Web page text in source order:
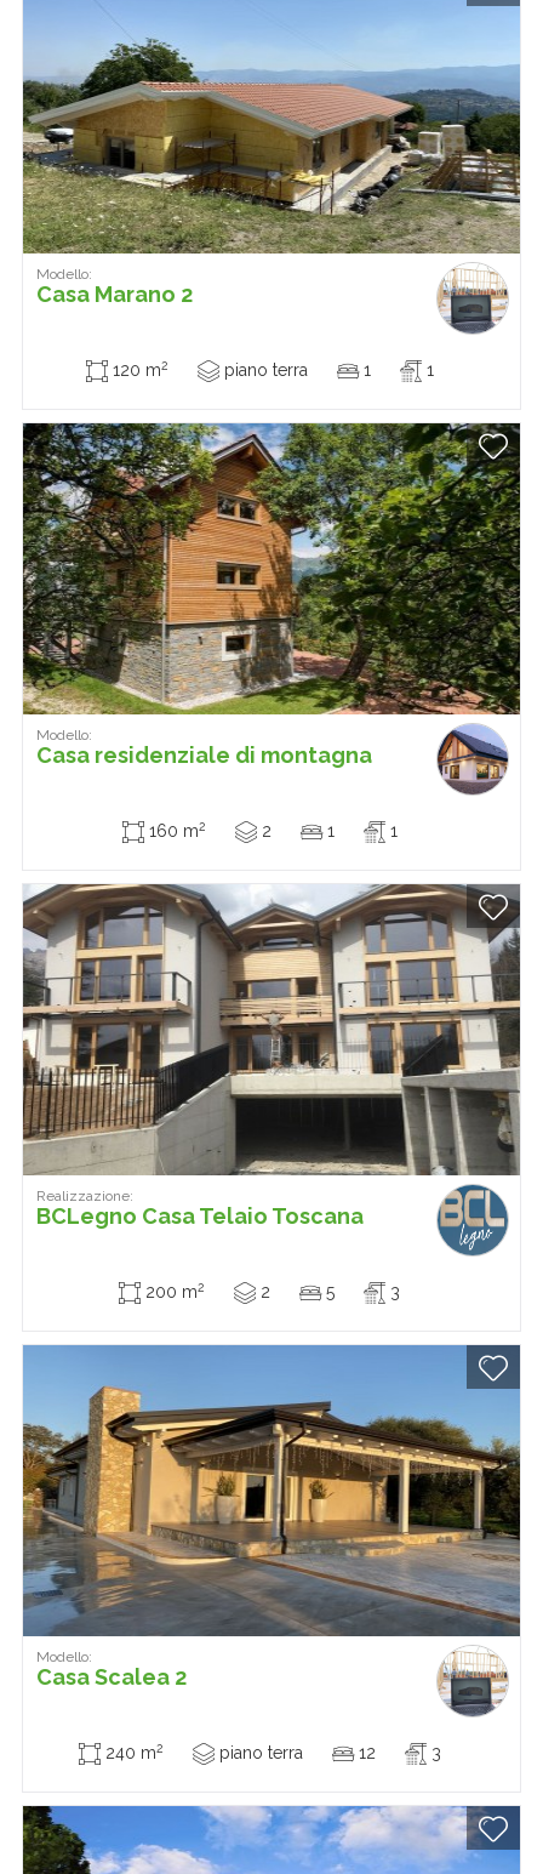
Modello:
Casa Marano 2
120 m2 piano terra 1 1
Modello:
Casa residenziale di montagna
160 m2 2 1 1
Realizzazione:
BCLegno Casa Telaio Toscana
200 m2 2 5 3
Modello:
Casa Scalea 2
240 m2 piano terra 12 3